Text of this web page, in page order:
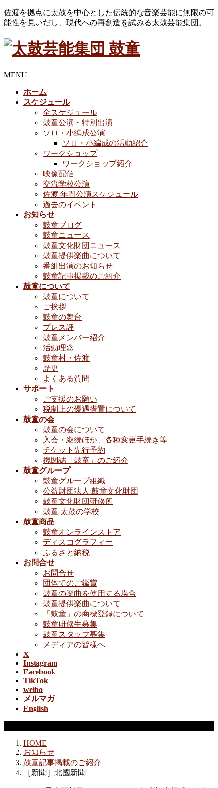
佐渡を拠点に太鼓を中心とした伝統的な音楽芸能に無限の可
能性を見いだし、現代への再創造を試みる太鼓芸能集団。
MENU
ホーム
スケジュール
全スケジュール
鼓童公演・特別出演
ソロ・小編成公演
ソロ・小編成の活動紹介
ワークショップ
ワークショップ紹介
映像配信
交流学校公演
佐渡 年間公演スケジュール
過去のイベント
お知らせ
鼓童ブログ
鼓童ニュース
鼓童文化財団ニュース
鼓童提供楽曲について
番組出演のお知らせ
鼓童記事掲載のご紹介
鼓童について
鼓童について
ご挨拶
鼓童の舞台
プレス評
鼓童メンバー紹介
活動理念
鼓童村・佐渡
歴史
よくある質問
サポート
ご支援のお願い
税制上の優遇措置について
鼓童の会
鼓童の会について
入会・継続ほか、各種変更手続き等
チケット先行予約
機関誌「鼓童」のご紹介
鼓童グループ
鼓童グループ組織
公益財団法人 鼓童文化財団
鼓童文化財団研修所
鼓童 太鼓の学校
鼓童商品
鼓童オンラインストア
ディスコグラフィー
ふるさと納税
お問合せ
お問合せ
団体でのご鑑賞
鼓童の楽曲を使用する場合
鼓童提供楽曲について
「鼓童」の商標登録について
鼓童研修生募集
鼓童スタッフ募集
メディアの皆様へ
X
Instagram
Facebook
TikTok
weibo
メルマガ
English
HOME
お知らせ
鼓童記事掲載のご紹介
［新聞］北國新聞